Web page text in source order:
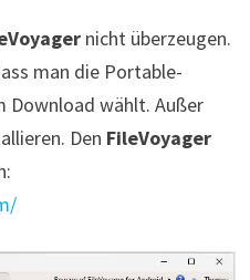
nicht überzeugen.
man die Portable-
Download wählt. Außer
Den FileVoyager